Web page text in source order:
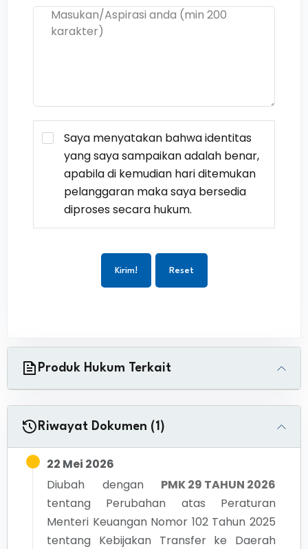
Saya menyatakan bahwa identitas
yang saya sampaikan adalah benar,
apabila di kemudian hari ditemukan
pelanggaran maka saya bersedia
diproses secara hukum.
Kirim! Reset
Produk Hukum Terkait
Riwayat Dokumen (1)
22 Mei 2026
Diubah dengan
PMK 29 TAHUN 2026
tentang Perubahan atas Peraturan
Menteri Keuangan Nomor 102 Tahun 2025
tentang Kebijakan Transfer ke Daerah